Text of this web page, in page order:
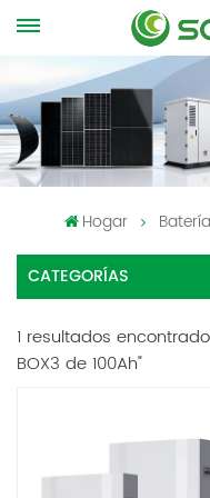
Hogar
CATEGORÍAS
1 resultados
BOX3 de 100Ah"